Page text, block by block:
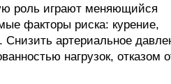
роль играют меняющийся
факторы риска: курение,
Снизить артериальное
нагрузок, отказом